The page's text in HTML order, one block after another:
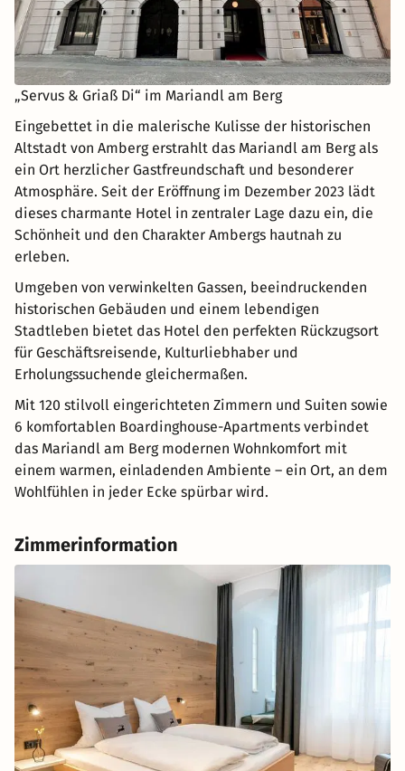
„Servus & Griaß Di“ im Mariandl am Berg
Eingebettet in die malerische Kulisse der historischen
Altstadt von Amberg erstrahlt das Mariandl am Berg als
ein Ort herzlicher Gastfreundschaft und besonderer
Atmosphäre. Seit der Eröffnung im Dezember 2023 lädt
dieses charmante Hotel in zentraler Lage dazu ein, die
Schönheit und den Charakter Ambergs hautnah zu
erleben.
Umgeben von verwinkelten Gassen, beeindruckenden
historischen Gebäuden und einem lebendigen
Stadtleben bietet das Hotel den perfekten Rückzugsort
für Geschäftsreisende, Kulturliebhaber und
Erholungssuchende gleichermaßen.
Mit 120 stilvoll eingerichteten Zimmern und Suiten sowie
6 komfortablen Boardinghouse-Apartments verbindet
das Mariandl am Berg modernen Wohnkomfort mit
einem warmen, einladenden Ambiente – ein Ort, an dem
Wohlfühlen in jeder Ecke spürbar wird.
Zimmerinformation